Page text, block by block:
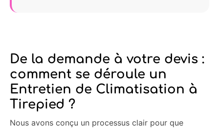
De la demande à votre devis :
comment se déroule un
Entretien de Climatisation à
Tirepied ?
Nous avons conçu un processus clair pour que